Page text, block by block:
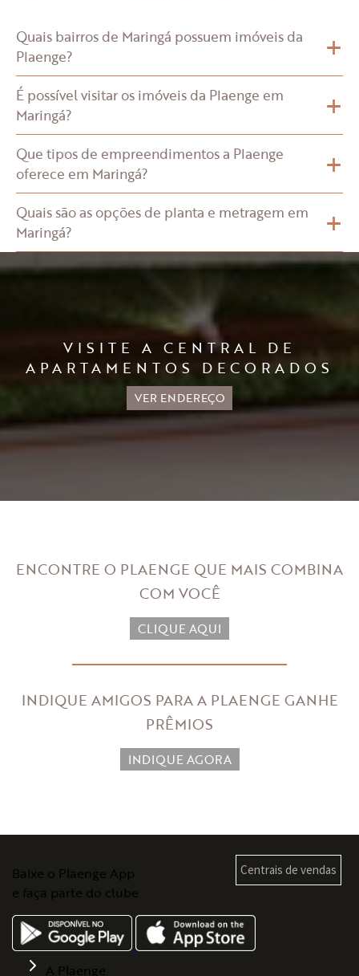
Quais bairros de Maringá possuem imóveis da
Plaenge?
+
É possível visitar os imóveis da Plaenge em
Maringá?
+
Que tipos de empreendimentos a Plaenge
oferece em Maringá?
+
Quais são as opções de planta e metragem em
Maringá?
+
VISITE A CENTRAL DE
APARTAMENTOS DECORADOS
VER ENDEREÇO
ENCONTRE O PLAENGE QUE MAIS COMBINA
COM VOCÊ
CLIQUE AQUI
INDIQUE AMIGOS PARA A PLAENGE GANHE
PRÊMIOS
INDIQUE AGORA
Baixe o Plaenge App
e faça parte do clube
A Plaenge
Centrais de vendas